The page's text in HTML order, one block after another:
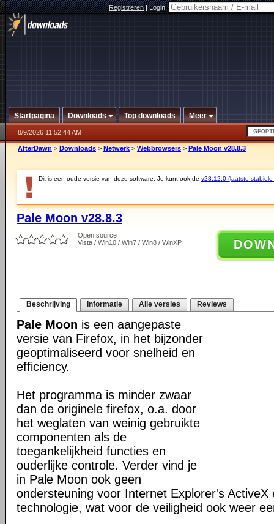
Registreren|Login:
Startpagina Downloads Top downloads Meer
8/9/2026 11:52:44 AM
AfterDawn > Downloads > Netwerk > Webbrowsers > Pale Moon v28.8.3
Dit is een oude versie van deze software. Je kunt ook de v28.12.0 (laatste stabiele
Pale Moon v28.8.3
Open source
Vista / Win10 / Win7 / Win8 / WinXP
Beschrijving Informatie Alle versies Reviews
Pale Moon is een aangepaste
versie van Firefox, in het bijzonder
geoptimaliseerd voor snelheid en
efficiency.
Het programma is minder zwaar
dan de originele firefox, o.a. door
het weglaten van weinig gebruikte
componenten als de
toegankelijkheid functies en
ouderlijke controle. Verder vind je
in Pale Moon ook geen
ondersteuning voor Internet Explorer's ActiveX
technologie, wat voor de veiligheid ook weer